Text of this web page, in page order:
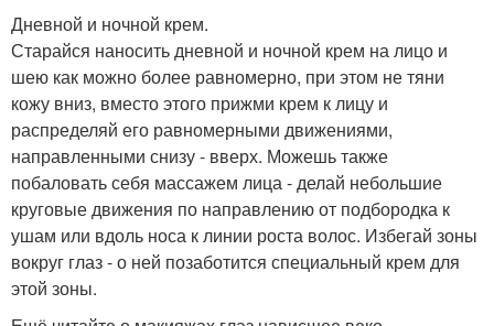
Дневной и ночной крем.
Старайся наносить дневной и ночной крем на лицо и
шею как можно более равномерно, при этом не тяни
кожу вниз, вместо этого прижми крем к лицу и
распределяй его равномерными движениями,
направленными снизу - вверх. Можешь также
побаловать себя массажем лица - делай небольшие
круговые движения по направлению от подбородка к
ушам или вдоль носа к линии роста волос. Избегай зоны
вокруг глаз - о ней позаботится специальный крем для
этой зоны.